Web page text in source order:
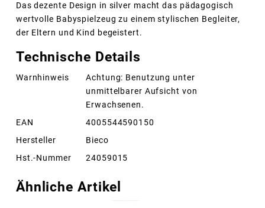
Das dezente Design in silver macht das pädagogisch
wertvolle Babyspielzeug zu einem stylischen Begleiter,
der Eltern und Kind begeistert.
Technische Details
Warnhinweis
Achtung: Benutzung unter
unmittelbarer Aufsicht von
Erwachsenen.
EAN
4005544590150
Hersteller
Bieco
Hst.-Nummer
24059015
Ähnliche Artikel